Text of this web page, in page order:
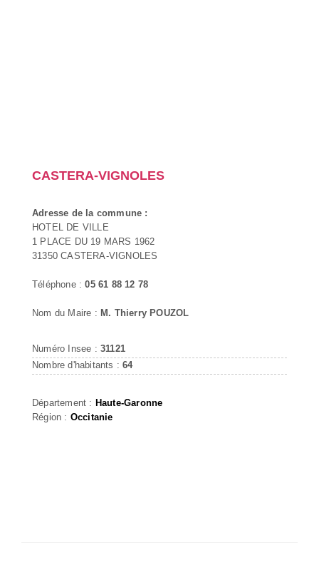
CASTERA-VIGNOLES
Adresse de la commune :
HOTEL DE VILLE
1 PLACE DU 19 MARS 1962
31350 CASTERA-VIGNOLES
Téléphone :05 61 88 12 78
Nom du Maire : M. Thierry POUZOL
Numéro Insee : 31121
Nombre d'habitants :64
Département : Haute-Garonne
Région : Occitanie